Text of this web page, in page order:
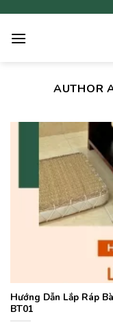
content
AUTHOR
Hướng Dẫn Lắp Ráp
BT01